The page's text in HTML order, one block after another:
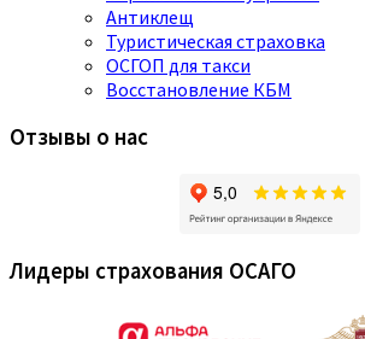
Антиклещ
Туристическая страховка
ОСГОП для такси
Восстановление КБМ
Отзывы о нас
Лидеры страхования ОСАГО